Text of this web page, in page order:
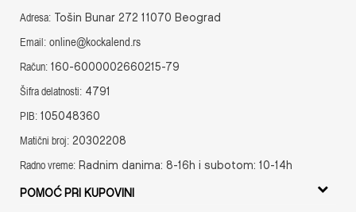
Adresa: Tošin Bunar 272 11070 Beograd
Email: online@kockalend.rs
Račun: 160-6000002660215-79
Šifra delatnosti: 4791
PIB: 105048360
Matični broj: 20302208
Radno vreme: Radnim danima: 8-16h i subotom: 10-14h
POMOĆ PRI KUPOVINI